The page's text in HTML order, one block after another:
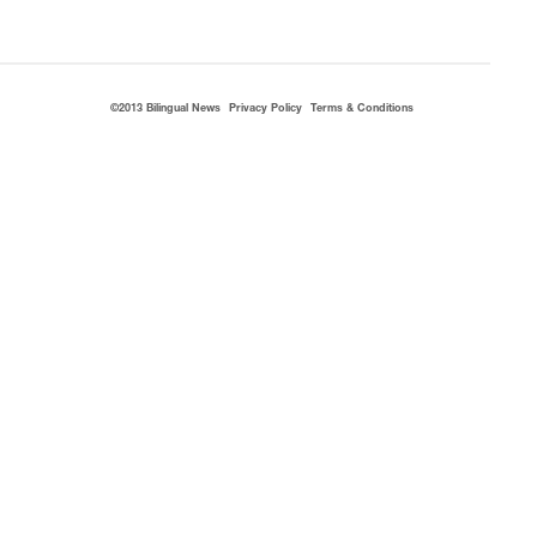
©2013 Bilingual News Privacy Policy Terms & Conditions